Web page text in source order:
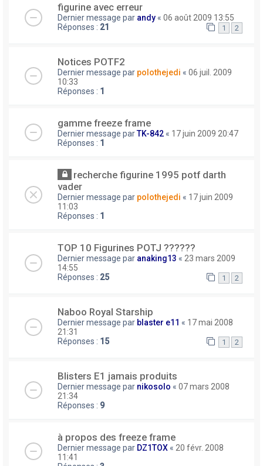
figurine avec erreur
Dernier message par andy « 06 août 2009 13:55
Réponses : 21 1 2
Notices POTF2
Dernier message par polothejedi « 06 juil. 2009
10:33
Réponses : 1
gamme freeze frame
Dernier message parTK-842 « 17 juin 2009 20:47
Réponses : 1
recherche figurine 1995 potf darth
vader
Dernier message par polothejedi « 17 juin 2009
11:03
Réponses : 1
TOP 10 Figurines POTJ ??????
Dernier message par anaking13 « 23 mars 2009
14:55
Réponses : 25 1 2
Naboo Royal Starship
Dernier message par blaster e11 « 17 mai 2008
21:31
Réponses : 15 1 2
Blisters E1 jamais produits
Dernier message par nikosolo « 07 mars 2008
21:34
Réponses : 9
à propos des freeze frame
Dernier message par DZ1TOX « 20 févr. 2008
11:41